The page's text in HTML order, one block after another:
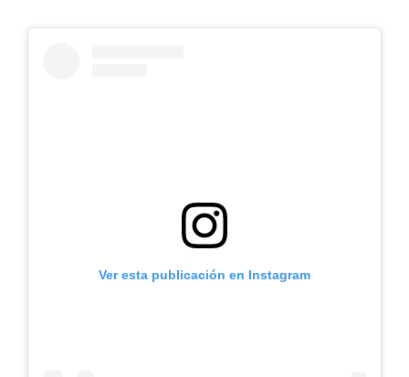
Ver esta publicación en Instagram